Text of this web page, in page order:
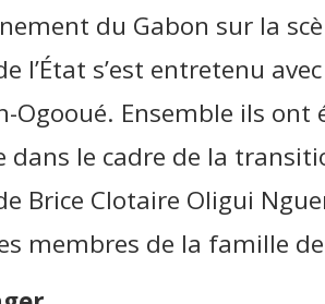
du Gabon sur la
l’État s’est entretenu
Ogooué. Ensemble ils
le cadre de la
Brice Clotaire Oligui
membres de la famille